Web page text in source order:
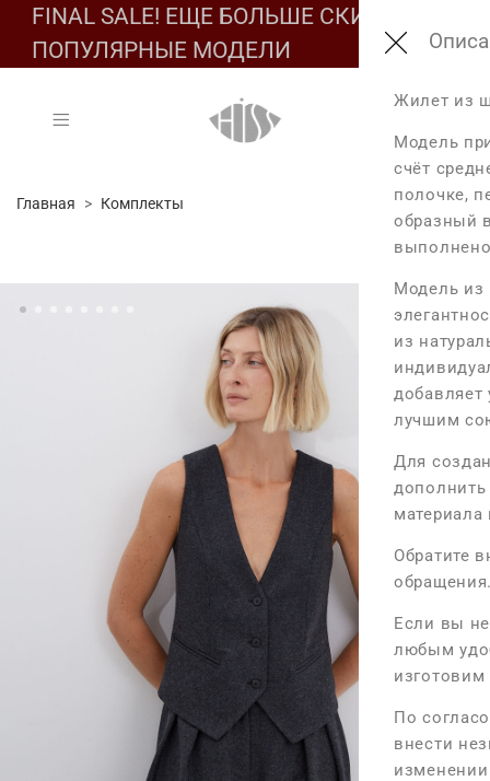
FINAL SALE! ЕЩЕ БОЛЬШЕ СКИДОК НА
ПОПУЛЯРНЫЕ МОДЕЛИ
Главная Комплекты
XS
Обмеры
Размер XS
Длина
Размер S
Размер M
Длина
Размер L
Длина
Подклад:
Уход за
- Не стирать
- Не
-
- Сухая
Жилет из
Модель
счёт
полочке,
образный
Модель из
из
добавляет
лучшим
Для
материала
Обратите
Если вы
любым
По
внести